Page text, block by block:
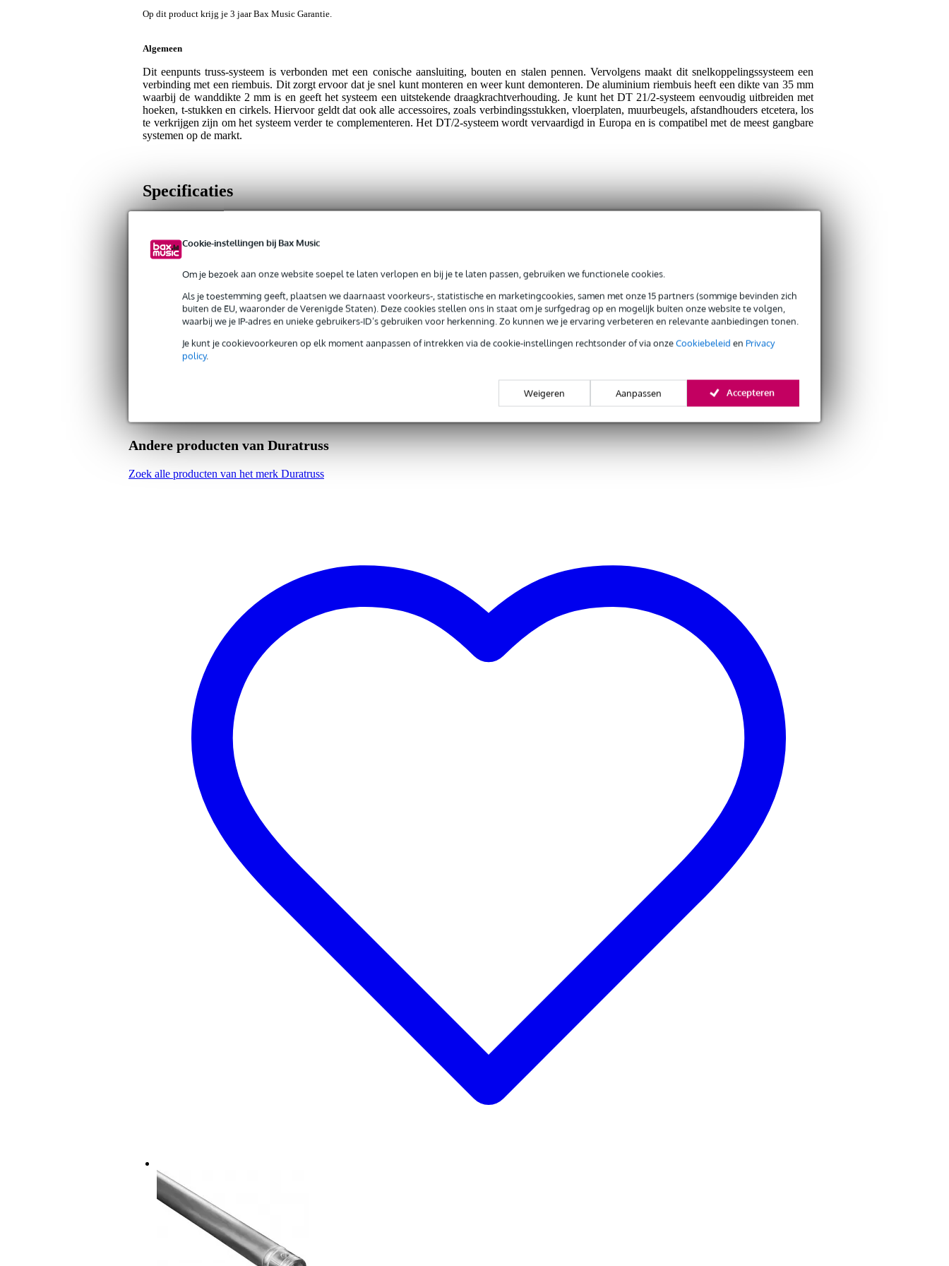
Cookie-instellingen bij Bax Music
Om je bezoek aan onze website soepel te laten verlopen en bij je te laten passen, gebruiken we functionele cookies.
Als je toestemming geeft, plaatsen we daarnaast voorkeurs-, statistische en marketingcookies, samen met onze 15 partners (sommige bevinden zich
buiten de EU, waaronder de Verenigde Staten). Deze cookies stellen ons in staat om je surfgedrag op en mogelijk buiten onze website te volgen,
waarbij we je IP-adres en unieke gebruikers-ID’s gebruiken voor herkenning. Zo kunnen we je ervaring verbeteren en relevante aanbiedingen tonen.
Je kunt je cookievoorkeuren op elk moment aanpassen of intrekken via de cookie-instellingen rechtsonder of via onzeCookiebeleid en Privacy
policy.
Weigeren Aanpassen Accepteren
Op dit product krijg je 3 jaar Bax Music Garantie.
Algemeen
Dit eenpunts truss-systeem is verbonden met een conische aansluiting, bouten en stalen pennen. Vervolgens maakt dit snelkoppelingssysteem een
verbinding met een riembuis. Dit zorgt ervoor dat je snel kunt monteren en weer kunt demonteren. De aluminium riembuis heeft een dikte van 35 mm
waarbij de wanddikte 2 mm is en geeft het systeem een uitstekende draagkrachtverhouding. Je kunt het DT 21/2-systeem eenvoudig uitbreiden met
hoeken, t-stukken en cirkels. Hiervoor geldt dat ook alle accessoires, zoals verbindingsstukken, vloerplaten, muurbeugels, afstandhouders etcetera, los
te verkrijgen zijn om het systeem verder te complementeren. Het DT/2-systeem wordt vervaardigd in Europa en is compatibel met de meest gangbare
systemen op de markt.
Specificaties
Duurzaamheid product
niet gespecificeerd
Type truss-onderdeel
recht deel
pijp
Gewicht en afmetingen inclusief verpakking
lengte: 2.5 m
2x stalen pinnen
2x veiligheidsclips
Andere producten van Duratruss
Zoek alle producten van het merk Duratruss